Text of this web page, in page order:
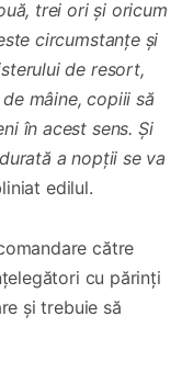
trei ori și oricum
circumstanțe și
de resort,
mâine, copiii să
în acest sens. Și
a nopții se va
edilul.
către
cu părinți
și trebuie să